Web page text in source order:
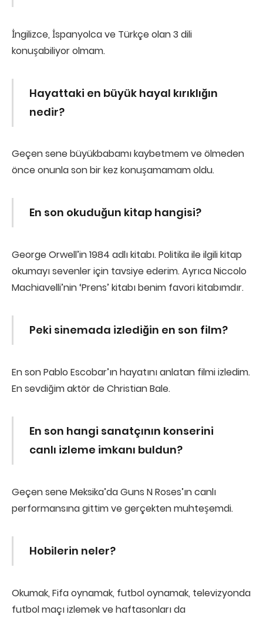
İngilizce, İspanyolca ve Türkçe olan 3 dili
konuşabiliyor olmam.
Hayattaki en büyük hayal kırıklığın
nedir?
Geçen sene büyükbabamı kaybetmem ve ölmeden
önce onunla son bir kez konuşamamam oldu.
En son okuduğun kitap hangisi?
George Orwell’in 1984 adlı kitabı. Politika ile ilgili kitap
okumayı sevenler için tavsiye ederim. Ayrıca Niccolo
Machiavelli’nin ‘Prens’ kitabı benim favori kitabımdır.
Peki sinemada izlediğin en son film?
En son Pablo Escobar’ın hayatını anlatan filmi izledim.
En sevdiğim aktör de Christian Bale.
En son hangi sanatçının konserini
canlı izleme imkanı buldun?
Geçen sene Meksika’da Guns N Roses’ın canlı
performansına gittim ve gerçekten muhteşemdi.
Hobilerin neler?
Okumak, Fifa oynamak, futbol oynamak, televizyonda
futbol maçı izlemek ve haftasonları da